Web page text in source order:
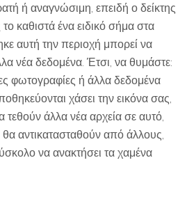
ή αναγνώσιμη, επειδή ο δείκτης
καθιστά ένα ειδικό σήμα στα
αυτή την περιοχή μπορεί να
νέα δεδομένα. Έτσι, να θυμάστε:
φωτογραφίες ή άλλα δεδομένα
χάσει την εικόνα σας,
άλλα νέα αρχεία σε αυτό,
αντικατασταθούν από άλλους,
να ανακτήσει τα χαμένα